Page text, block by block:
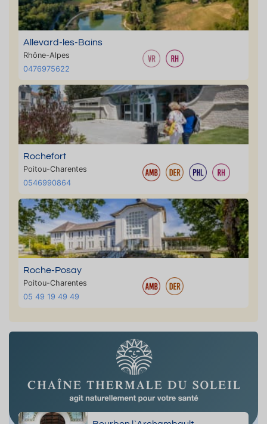
Allevard-les-Bains
Rhône-Alpes
0476975622
Rochefort
Poitou-Charentes
0546990864
Roche-Posay
Poitou-Charentes
05 49 19 49 49